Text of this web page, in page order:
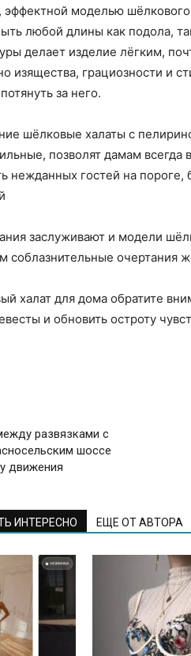
моделью
любой длины как подола,
делает изделие лёгким,
изящества, грациозности и
за него.
шёлковые халаты с
позволят дамам всегда
нежданных гостей на пороге,
заслуживают и модели
соблазнительные очертания
халат для дома обратите
и обновить остроту
развязками с
шоссе
движения
ИНТЕРЕСНО ЕЩЕ ОТ АВТОРА